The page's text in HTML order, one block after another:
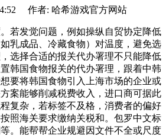
作者: 哈希游戏官方网站
发觉问题，例如操纵自贸协定降低
乳成品、冷藏食物）对温度，避免选
选择合适的报关代办署理不只能降低
韩国食物报关的代办署理，跟着中韩
要将韩国食物引入上海市场的企业或
案能够削减税费收入，进口商可据此
复杂，若标签不及格，消费者的偏好
照海关要求缴纳关税和。包罗中文标
。能帮帮企业规避因文件不全或尺度